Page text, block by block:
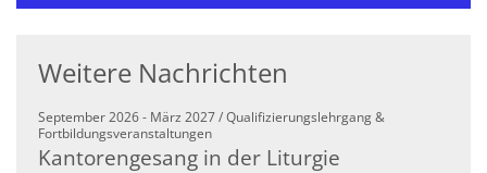
Weitere Nachrichten
September 2026 - März 2027 / Qualifizierungslehrgang &
Fortbildungsveranstaltungen:
Kantorengesang in der Liturgie